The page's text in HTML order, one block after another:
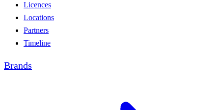
Licences
Locations
Partners
Timeline
Brands